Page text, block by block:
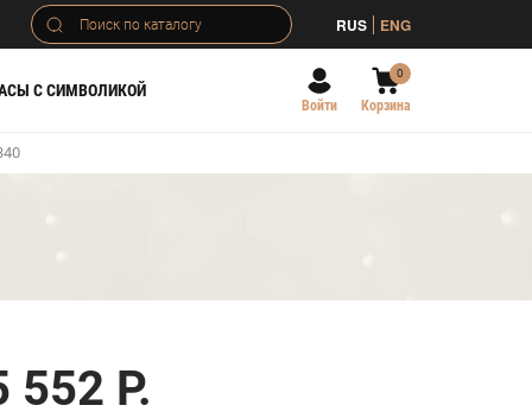
RUS ENG
С СИМВОЛИКОЙ
Войти
0
Корзина
552 Р.